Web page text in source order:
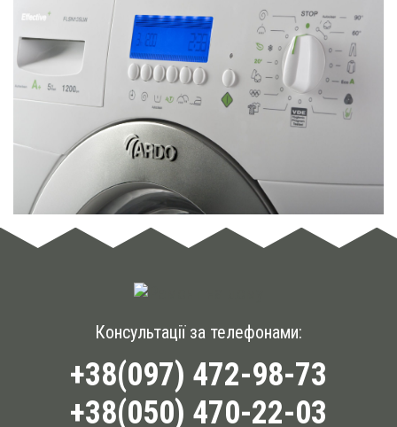
Консультації за телефонами:
+38(097) 472-98-73
+38(050) 470-22-03